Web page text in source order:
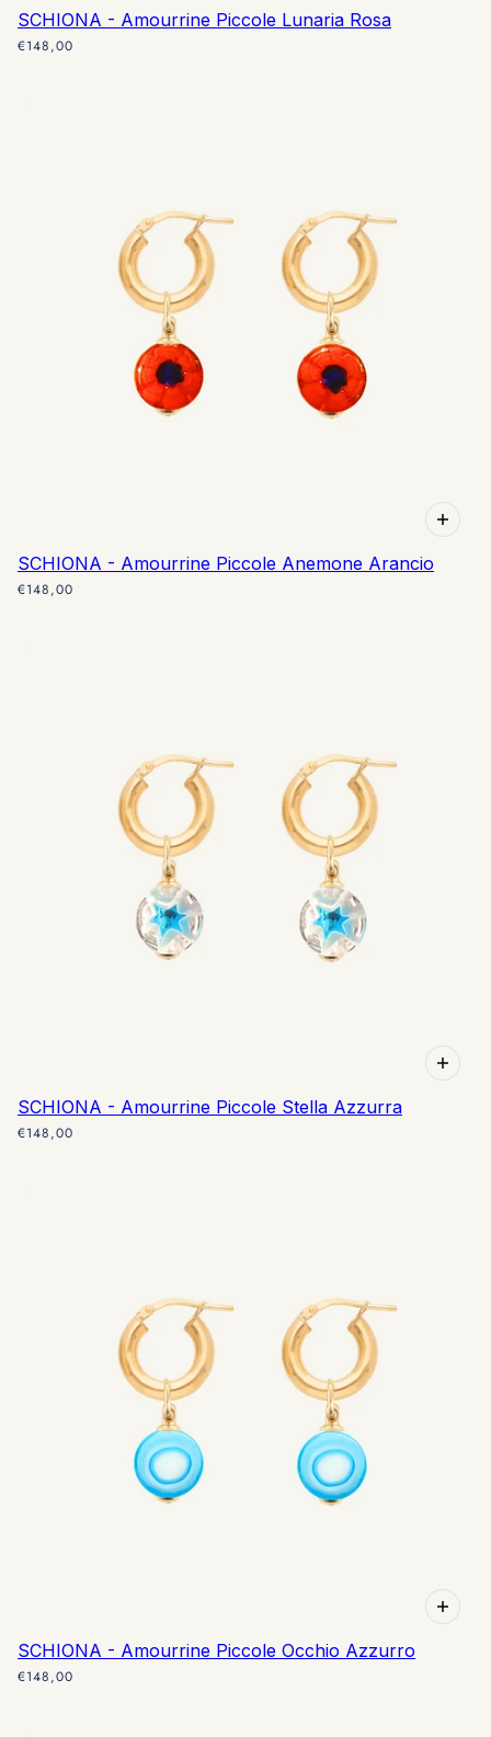
SCHIONA - Amourrine Piccole Lunaria Rosa
€148,00
SCHIONA - Amourrine Piccole Anemone Arancio
€148,00
SCHIONA - Amourrine Piccole Stella Azzurra
€148,00
SCHIONA - Amourrine Piccole Occhio Azzurro
€148,00